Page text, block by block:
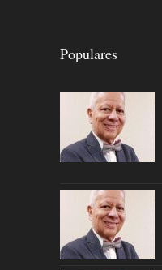
Populares